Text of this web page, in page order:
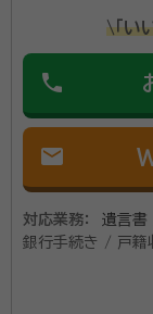
\「い
phone
mail
対応業務：
遺言
銀行手続き / 戸籍